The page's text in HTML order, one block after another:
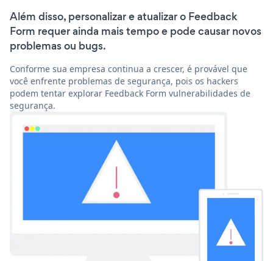
Além disso, personalizar e atualizar o Feedback
Form requer ainda mais tempo e pode causar novos
problemas ou bugs.
Conforme sua empresa continua a crescer, é provável que
você enfrente problemas de segurança, pois os hackers
podem tentar explorar Feedback Form vulnerabilidades de
segurança.